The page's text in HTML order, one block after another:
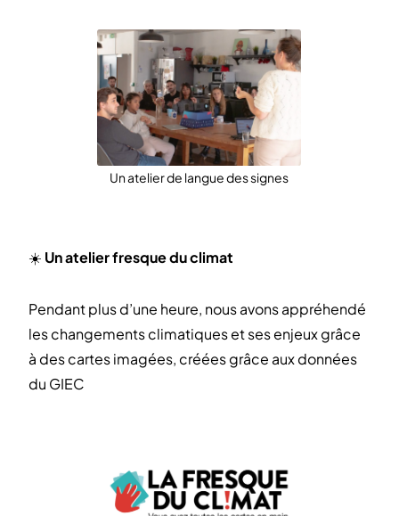
Un atelier de langue des signes
☀️ Un atelier fresque du climat
Pendant plus d’une heure, nous avons appréhendé
les changements climatiques et ses enjeux grâce
à des cartes imagées, créées grâce aux données
du GIEC